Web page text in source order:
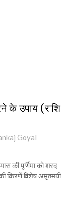
के उपाय (राशि
Goyal
की पूर्णिमा को शरद
किरणें विशेष अमृतमयी